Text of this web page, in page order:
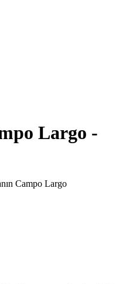
Largo -
Campo Largo